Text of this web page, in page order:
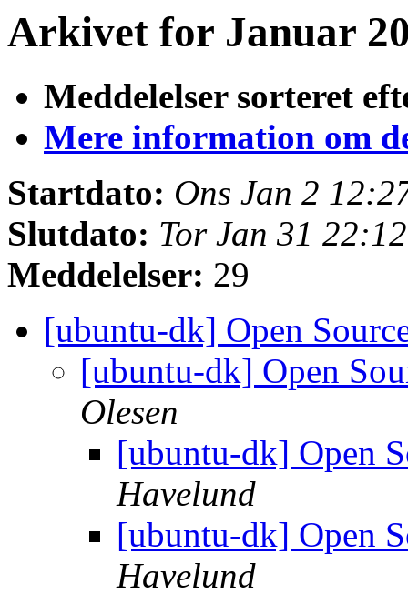
Arkivet for Januar
Meddelelser sorteret
Mere information om
Startdato: Ons Jan 2
Slutdato: Tor Jan 31
Meddelelser: 29
[ubuntu-dk] Open
[ubuntu-dk] Open
Olesen
[ubuntu-dk] Open
Havelund
[ubuntu-dk] Open
Havelund